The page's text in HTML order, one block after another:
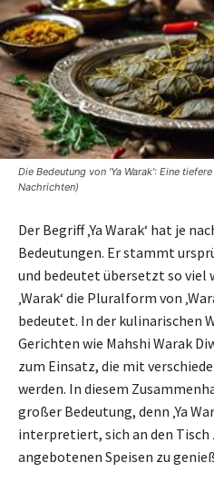
Die Bedeutung von 'Ya Warak': Eine
Nachrichten)
Der Begriff ‚Ya Warak‘ hat je
Bedeutungen. Er stammt
und bedeutet übersetzt so viel
‚Warak‘ die Pluralform von
bedeutet. In der kulinarischen
Gerichten wie Mahshi Warak
zum Einsatz, die mit
werden. In diesem
großer Bedeutung, denn ‚Ya
interpretiert, sich an den Tisch
angebotenen Speisen zu